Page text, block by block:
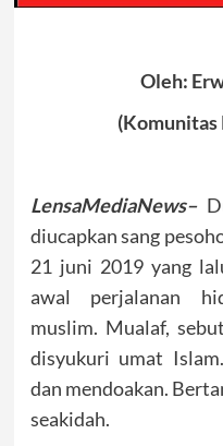
Oleh:
(Komunitas
LensaMediaNews–
diucapkan sang
21 juni 2019 yang
awal perjalanan
muslim. Mualaf,
disyukuri umat
dan mendoakan.
seakidah.